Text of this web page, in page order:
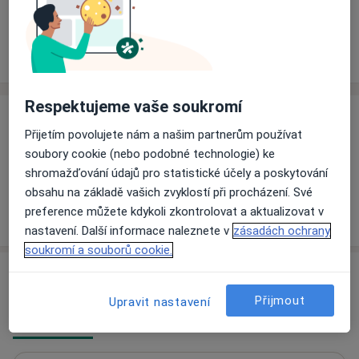
Ceník Adresy
Informace o službách a cenách nejsou k dispozici
Tento specialista ještě nepřidával žádné informace o
svých službách.
Adresa 2
Respektujeme vaše soukromí
Přijetím povolujete nám a našim partnerům používat
soubory cookie (nebo podobné technologie) ke
shromažďování údajů pro statistické účely a poskytování
obsahu na základě vašich zvyklostí při procházení. Své
preference můžete kdykoli zkontrolovat a aktualizovat v
nastavení. Další informace naleznete v zásadách ochrany
soukromí a souborů cookie.
Upravit nastavení Přijmout